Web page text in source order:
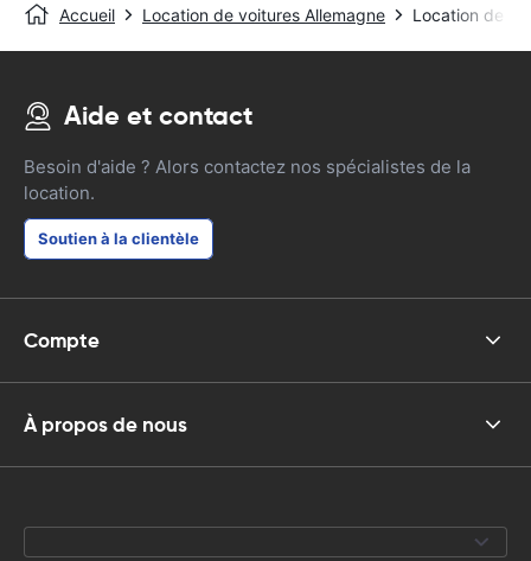
Accueil Location de voitures Allemagne Location de
Aide et contact
Besoin d'aide ? Alors contactez nos spécialistes de la
location.
Soutien à la clientèle
Compte
À propos de nous